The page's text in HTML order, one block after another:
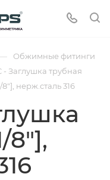
Обжимные фитинги
- Заглушка трубная
нерж.сталь 316
8"],